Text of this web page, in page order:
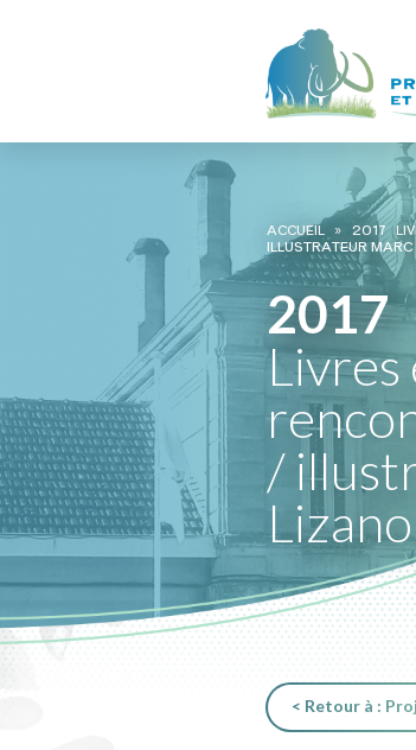
ACCUEIL» 2017
ILLUSTRATEUR
2017
Livres
/
Lizano
< Retour à :